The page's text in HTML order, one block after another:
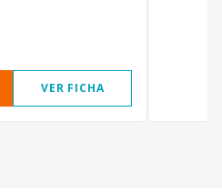
VER FICHA